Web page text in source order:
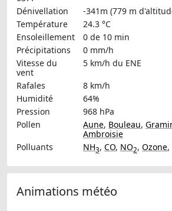
Dénivellation
-341m (779 m
Température
24.3 °C
Ensoleillement
0 de 10 min
Précipitations
0 mm/h
Vitesse du
vent
5 km/h du ENE
Rafales
8 km/h
Humidité
64%
Pression
968 hPa
Pollen
Aune, Bouleau,
Ambroisie
Polluants
NH3, CO, NO2, Ozone,
Animations météo